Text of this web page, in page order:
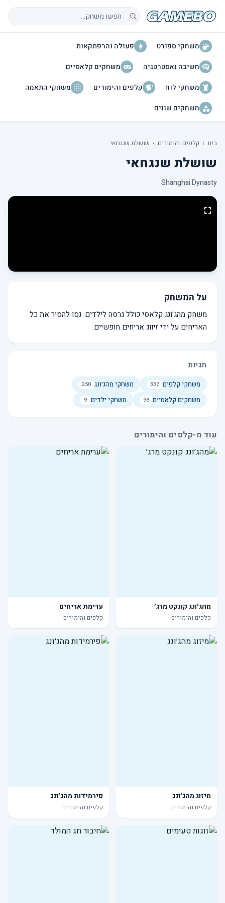
חיפוש משחקים
משחקי ספורט
פעולה והרפתקאות
חשיבה ואסטרטגיה
משחקים קלאסיים
משחקי לוח
קלפים והימורים
משחקי התאמה
משחקים שונים
בית › קלפים והימורים › שושלת שנגחאי
שושלת שנגחאי
Shanghai Dynasty
על המשחק
משחק מהג'ונג קלאסי כולל גרסה לילדים. נסו להסיר את כל
האריחים על ידי זיווג אריחים חופשיים.
תגיות
משחקי קלפים 337 משחקי מהג׳ונג 250
משחקים קלאסיים 98 משחקי ילדים 9
עוד מ-קלפים והימורים
מהג׳ונג קונקט מרג׳
קלפים והימורים
ערימת אריחים
קלפים והימורים
מיזוג מהג׳ונג
קלפים והימורים
פירמידות מהג׳ונג
קלפים והימורים